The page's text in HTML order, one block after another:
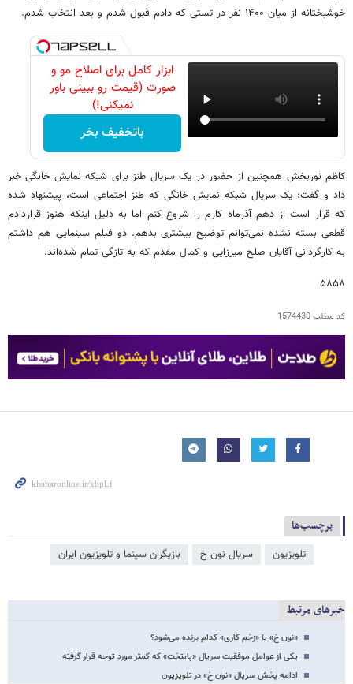
خوشبختانه از میان ۱۴۰۰ نفر در تستی که دادم قبول شدم و بعد انتخاب شدم.
ابزار کامل برای اصلاح مو و
صورت (قیمت رو ببینی باور
نمیکنی!)
باتخفیف بخر
کاظم نوربخش همچنین از حضور در یک سریال طنز برای شبکه نمایش خانگی خبر
داد و گفت: یک سریال شبکه نمایش خانگی که طنز اجتماعی است، پیشنهاد شده
که قرار است از دهم آذرماه کارم را شروع کنم اما به دلیل اینکه هنوز قراردادم
قطعی بسته نشده نمی‌توانم توضیح بیشتری بدهم. دو فیلم سینمایی هم داشتم
به کارگردانی آقایان صلح میرزایی و کمال مقدم که به تازگی تمام شده‌اند.
۵۸۵۸
کد مطلب1574430
برچسب‌ها
تلویزیون سریال نون خ بازیگران سینما و تلویزیون ایران
خبرهای مرتبط
«نون خ» یا «زخم کاری» کدام برنده می‌شود؟
یکی از عوامل موفقیت سریال «پایتخت» که کمتر مورد توجه قرار گرفته
ادامه پخش سریال «نون خ» در تلویزیون